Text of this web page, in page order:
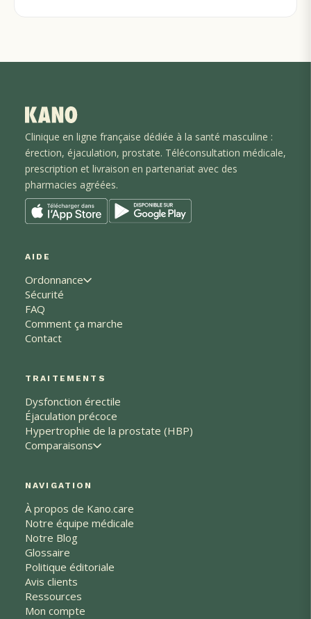
Clinique en ligne française dédiée à la santé masculine :
érection, éjaculation, prostate. Téléconsultation médicale,
prescription et livraison en partenariat avec des
pharmacies agréées.
AIDE
Ordonnance
Sécurité
FAQ
Comment ça marche
Contact
TRAITEMENTS
Dysfonction érectile
Éjaculation précoce
Hypertrophie de la prostate (HBP)
Comparaisons
NAVIGATION
À propos de Kano.care
Notre équipe médicale
Notre Blog
Glossaire
Politique éditoriale
Avis clients
Ressources
Mon compte